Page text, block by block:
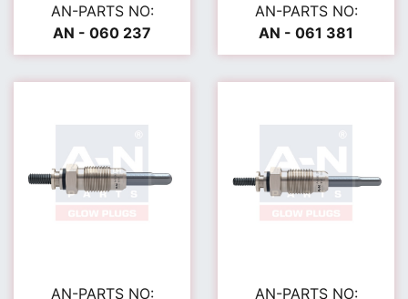
AN-PARTS NO:
AN - 060 237
AN-PARTS NO:
AN - 061 381
AN-PARTS NO: AN-PARTS NO: